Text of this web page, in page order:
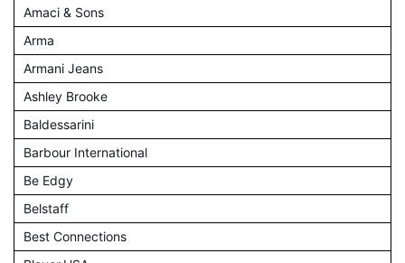
Amaci & Sons
Arma
Armani Jeans
Ashley Brooke
Baldessarini
Barbour International
Be Edgy
Belstaff
Best Connections